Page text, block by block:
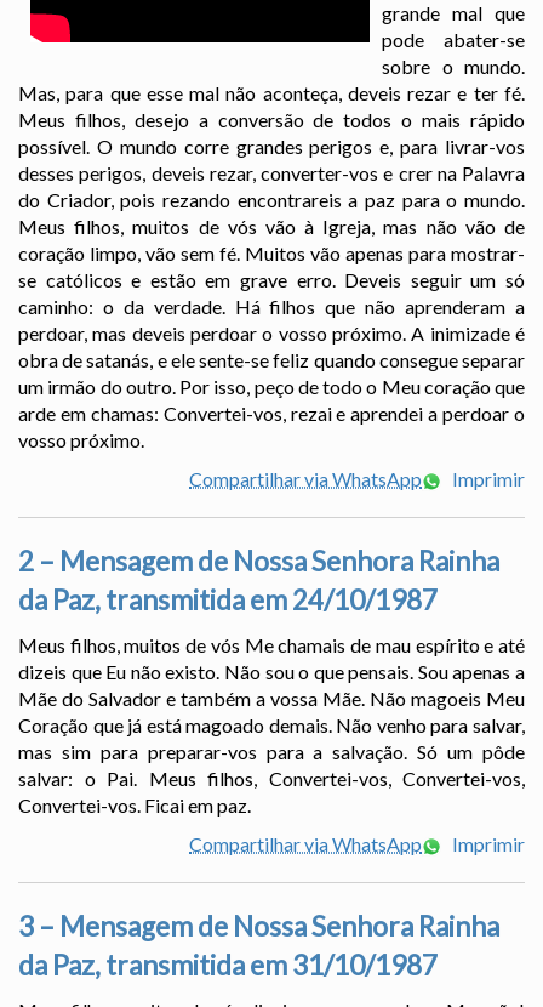
grande mal que
pode abater-se
sobre o mundo.
Mas, para que esse mal não aconteça, deveis rezar e ter fé.
Meus filhos, desejo a conversão de todos o mais rápido
possível. O mundo corre grandes perigos e, para livrar-vos
desses perigos, deveis rezar, converter-vos e crer na Palavra
do Criador, pois rezando encontrareis a paz para o mundo.
Meus filhos, muitos de vós vão à Igreja, mas não vão de
coração limpo, vão sem fé. Muitos vão apenas para mostrar-
se católicos e estão em grave erro. Deveis seguir um só
caminho: o da verdade. Há filhos que não aprenderam a
perdoar, mas deveis perdoar o vosso próximo. A inimizade é
obra de satanás, e ele sente-se feliz quando consegue separar
um irmão do outro. Por isso, peço de todo o Meu coração que
arde em chamas: Convertei-vos, rezai e aprendei a perdoar o
vosso próximo.
Compartilhar via WhatsApp
Imprimir
2 – Mensagem de Nossa Senhora Rainha
da Paz, transmitida em 24/10/1987
Meus filhos, muitos de vós Me chamais de mau espírito e até
dizeis que Eu não existo. Não sou o que pensais. Sou apenas a
Mãe do Salvador e também a vossa Mãe. Não magoeis Meu
Coração que já está magoado demais. Não venho para salvar,
mas sim para preparar-vos para a salvação. Só um pôde
salvar: o Pai. Meus filhos, Convertei-vos, Convertei-vos,
Convertei-vos. Ficai em paz.
Compartilhar via WhatsApp
Imprimir
3 – Mensagem de Nossa Senhora Rainha
da Paz, transmitida em 31/10/1987